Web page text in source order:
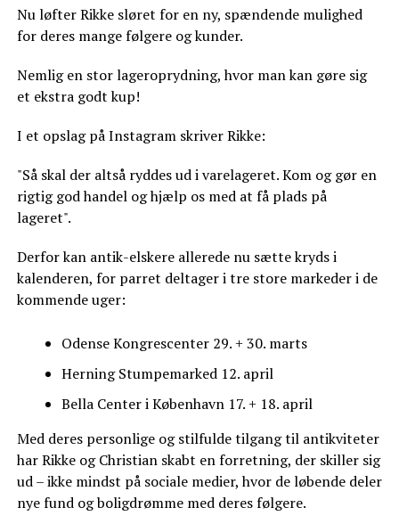
Nu løfter Rikke sløret for en ny, spændende mulighed
for deres mange følgere og kunder.
Nemlig en stor lageroprydning, hvor man kan gøre sig
et ekstra godt kup!
I et opslag på Instagram skriver Rikke:
"Så skal der altså ryddes ud i varelageret. Kom og gør en
rigtig god handel og hjælp os med at få plads på
lageret".
Derfor kan antik-elskere allerede nu sætte kryds i
kalenderen, for parret deltager i tre store markeder i de
kommende uger:
Odense Kongrescenter 29. + 30. marts
Herning Stumpemarked 12. april
Bella Center i København 17. + 18. april
Med deres personlige og stilfulde tilgang til antikviteter
har Rikke og Christian skabt en forretning, der skiller sig
ud – ikke mindst på sociale medier, hvor de løbende deler
nye fund og boligdrømme med deres følgere.